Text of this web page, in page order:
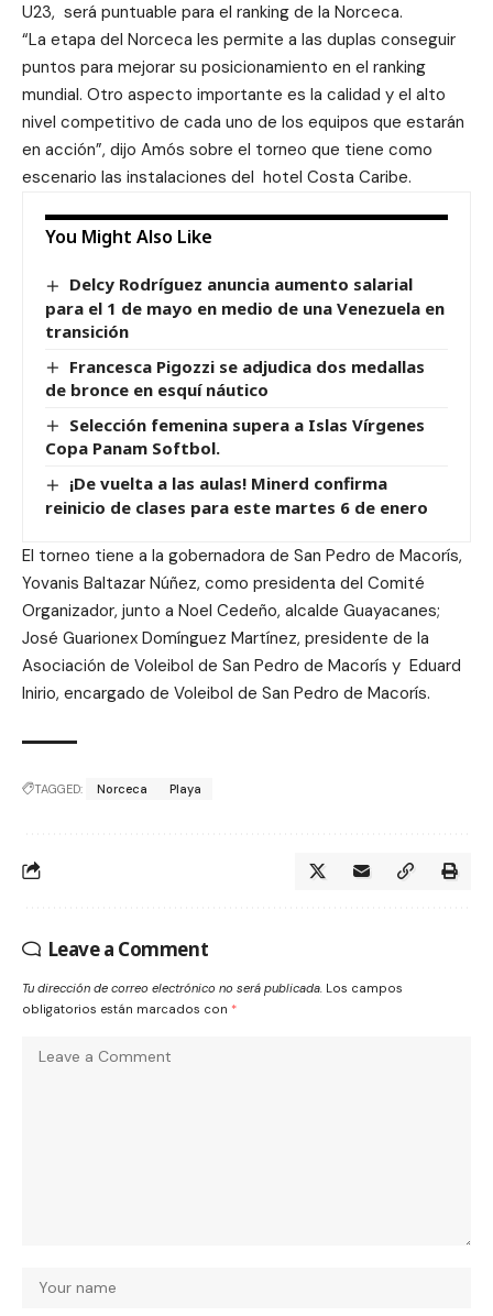
U23, será puntuable para el ranking de la Norceca.
“La etapa del Norceca les permite a las duplas conseguir
puntos para mejorar su posicionamiento en el ranking
mundial. Otro aspecto importante es la calidad y el alto
nivel competitivo de cada uno de los equipos que estarán
en acción”, dijo Amós sobre el torneo que tiene como
escenario las instalaciones del hotel Costa Caribe.
You Might Also Like
Delcy Rodríguez anuncia aumento salarial
para el 1 de mayo en medio de una Venezuela en
transición
Francesca Pigozzi se adjudica dos medallas
de bronce en esquí náutico
Selección femenina supera a Islas Vírgenes
Copa Panam Softbol.
¡De vuelta a las aulas! Minerd confirma
reinicio de clases para este martes 6 de enero
El torneo tiene a la gobernadora de San Pedro de Macorís,
Yovanis Baltazar Núñez, como presidenta del Comité
Organizador, junto a Noel Cedeño, alcalde Guayacanes;
José Guarionex Domínguez Martínez, presidente de la
Asociación de Voleibol de San Pedro de Macorís y Eduard
Inirio, encargado de Voleibol de San Pedro de Macorís.
TAGGED: Norceca Playa
Leave a Comment
Tu dirección de correo electrónico no será publicada. Los campos
obligatorios están marcados con *